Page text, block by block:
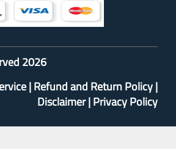
2026
|Refund and Return Policy|
Disclaimer|Privacy Policy